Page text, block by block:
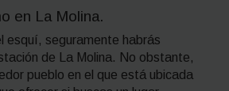
en La Molina.
esquí, seguramente habrás
de La Molina. No obstante,
pueblo en el que está ubicada